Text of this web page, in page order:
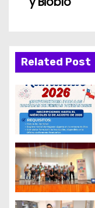
g
a
c
i
ó
n
d
Related Post